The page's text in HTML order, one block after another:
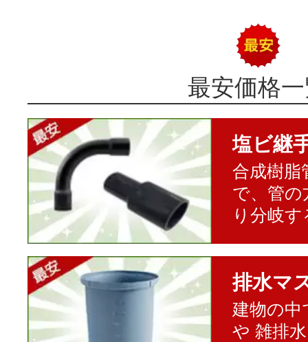
最安価格
塩ビ継
合成樹脂
で、管の
り分岐
排水マ
建物の中
や 雑排